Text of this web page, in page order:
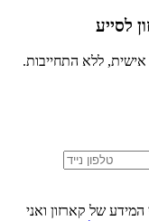
לסייע
ללא התחייבות.
של קארזון ואני